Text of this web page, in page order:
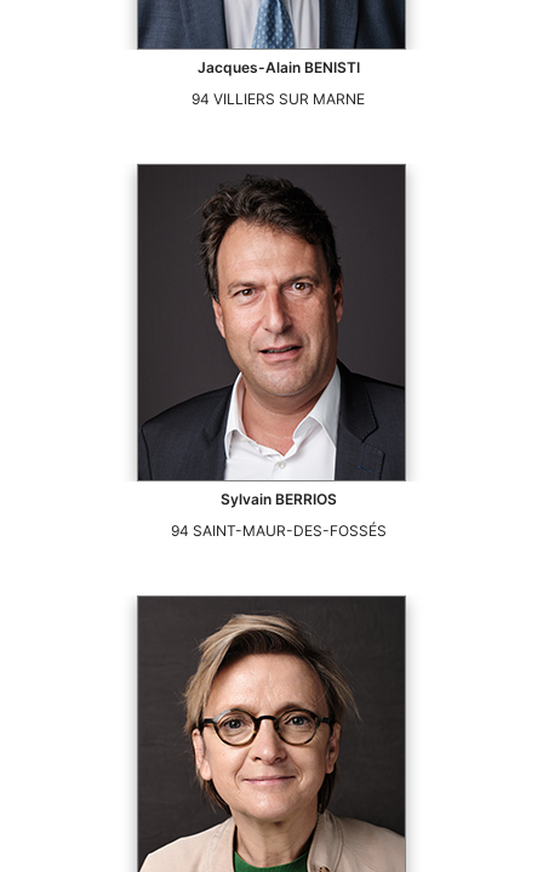
Jacques-Alain BENISTI
94 VILLIERS SUR MARNE
Sylvain BERRIOS
94 SAINT-MAUR-DES-FOSSÉS